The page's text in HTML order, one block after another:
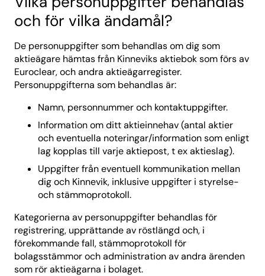
och för vilka ändamål?
De personuppgifter som behandlas om dig som
aktieägare hämtas från Kinneviks aktiebok som förs av
Euroclear, och andra aktieägarregister.
Personuppgifterna som behandlas är:
Namn, personnummer och kontaktuppgifter.
Information om ditt aktieinnehav (antal aktier
och eventuella noteringar/information som enligt
lag kopplas till varje aktiepost, t ex aktieslag).
Uppgifter från eventuell kommunikation mellan
dig och Kinnevik, inklusive uppgifter i styrelse-
och stämmoprotokoll.
Kategorierna av personuppgifter behandlas för
registrering, upprättande av röstlängd och, i
förekommande fall, stämmoprotokoll för
bolagsstämmor och administration av andra ärenden
som rör aktieägarna i bolaget.